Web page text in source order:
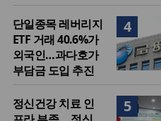
4
단일종목 레버리지
ETF 거래 40.6%가
외국인…과다호가
부담금 도입 추진
5
정신건강 치료 인